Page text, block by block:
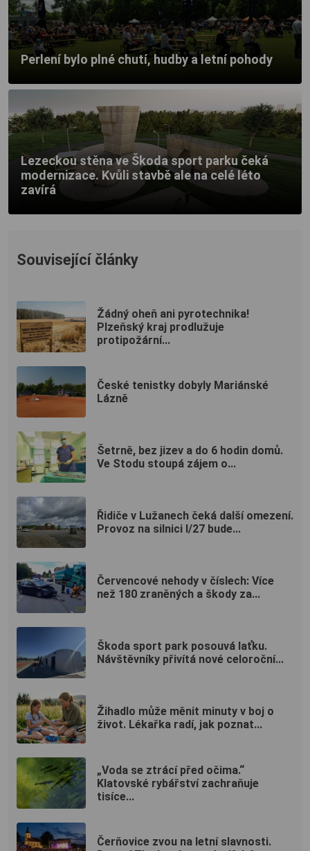
Perlení bylo plné chutí, hudby a letní pohody
Lezeckou stěna ve Škoda sport parku čeká
modernizace. Kvůli stavbě ale na celé léto
zavírá
Související články
Žádný oheň ani pyrotechnika!
Plzeňský kraj prodlužuje
protipožární...
České tenistky dobyly Mariánské
Lázně
Šetrně, bez jizev a do 6 hodin domů.
Ve Stodu stoupá zájem o...
Řidiče v Lužanech čeká další omezení.
Provoz na silnici I/27 bude...
Červencové nehody v číslech: Více
než 180 zraněných a škody za...
Škoda sport park posouvá laťku.
Návštěvníky přivítá nové celoroční...
Žihadlo může měnit minuty v boj o
život. Lékařka radí, jak poznat...
„Voda se ztrácí před očima.“
Klatovské rybářství zachraňuje
tisíce...
Čerňovice zvou na letní slavnosti.